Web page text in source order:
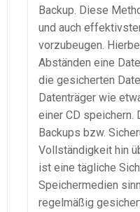
Backup. Diese
und auch
vorzubeugen.
Abständen eine
die gesicherten
Datenträger wie
einer CD speichern.
Backups bzw.
Vollständigkeit hin
ist eine tägliche
Speichermedien
regelmäßig